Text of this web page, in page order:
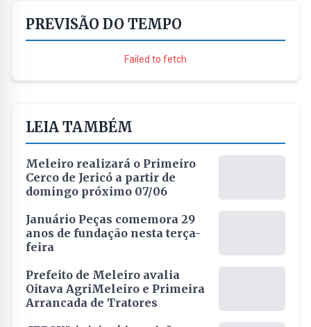
PREVISÃO DO TEMPO
Failed to fetch
LEIA TAMBÉM
Meleiro realizará o Primeiro
Cerco de Jericó a partir de
domingo próximo 07/06
Januário Peças comemora 29
anos de fundação nesta terça-
feira
Prefeito de Meleiro avalia
Oitava AgriMeleiro e Primeira
Arrancada de Tratores